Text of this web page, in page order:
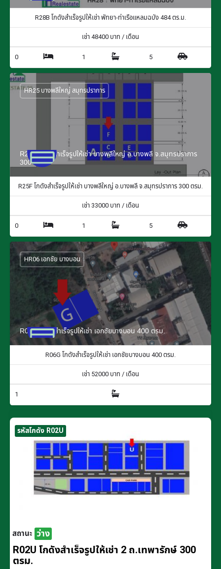
R28B โกดังสำเร็จรูปให้เช่า พัทยา-ท่าเรือแหลมฉบัง 484 ตร.ม.
เช่า48400 บาท / เดือน
0 1 5
R25F โกดังสำเร็จรูปให้เช่า บางพลีใหญ่ อ.บางพลี จ.สมุทรปราการ
300 ตรม.
HR25 บางพลีใหญ่ สมุทรปราการ
R25F โกดังสำเร็จรูปให้เช่า บางพลีใหญ่ อ.บางพลี จ.สมุทรปราการ 300 ตรม.
เช่า 33000 บาท / เดือน
0 1 5
R06G โกดังสำเร็จรูปให้เช่า เอกชัยบางบอน 400 ตรม.
HR06 เอกชัย บางบอน
R06G โกดังสำเร็จรูปให้เช่า เอกชัยบางบอน 400 ตรม.
เช่า 52000 บาท / เดือน
1
รหัสโกดัง R02U
สถานะ ว่าง
R02U โกดังสำเร็จรูปให้เช่า 2 ถ.เทพารักษ์ 300
ตรม.